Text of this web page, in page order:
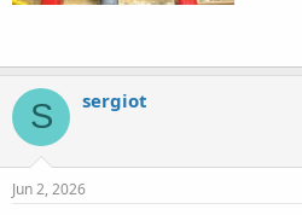
S sergiot
Jun 2, 2026